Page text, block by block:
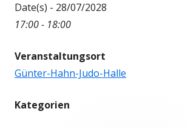
Date(s) - 28/07/2028
17:00 - 18:00
Veranstaltungsort
Günter-Hahn-Judo-Halle
Kategorien